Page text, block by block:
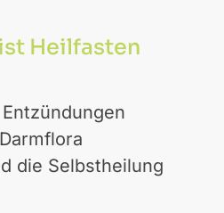
Heilfasten
die Selbstheilung